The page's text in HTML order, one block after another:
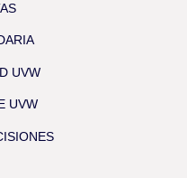
UVW
UVW